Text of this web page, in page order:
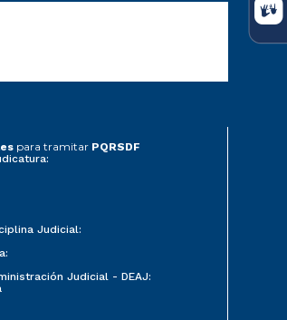
para tramitar PQRSDF
Judicial:
Judicial - DEAJ: